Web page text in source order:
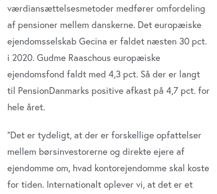
værdiansættelsesmetoder medfører omfordeling
af pensioner mellem danskerne. Det europæiske
ejendomsselskab Gecina er faldet næsten 30 pct.
i 2020. Gudme Raaschous europæiske
ejendomsfond faldt med 4,3 pct. Så der er langt
til PensionDanmarks positive afkast på 4,7 pct. for
hele året.
”Det er tydeligt, at der er forskellige opfattelser
mellem børsinvestorerne og direkte ejere af
ejendomme om, hvad kontorejendomme skal koste
for tiden. Internationalt oplever vi, at det er et